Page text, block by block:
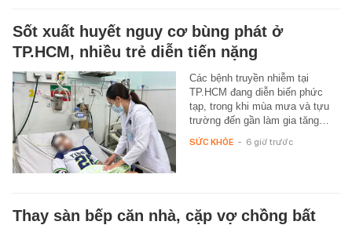
Sốt xuất huyết nguy cơ bùng phát ở
TP.HCM, nhiều trẻ diễn tiến nặng
Các bệnh truyền nhiễm tại
TP.HCM đang diễn biến phức
tạp, trong khi mùa mưa và tựu
trường đến gần làm gia tăng…
SỨC KHỎE - 6 giờ trước
Thay sàn bếp căn nhà, cặp vợ chồng bất